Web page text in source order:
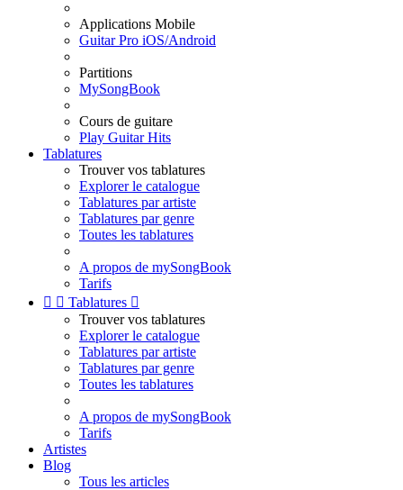
Applications Mobile
Guitar Pro iOS/Android
Partitions
MySongBook
Cours de guitare
Play Guitar Hits
Tablatures
Trouver vos tablatures
Explorer le catalogue
Tablatures par artiste
Tablatures par genre
Toutes les tablatures
A propos de mySongBook
Tarifs
  Tablatures 
Trouver vos tablatures
Explorer le catalogue
Tablatures par artiste
Tablatures par genre
Toutes les tablatures
A propos de mySongBook
Tarifs
Artistes
Blog
Tous les articles